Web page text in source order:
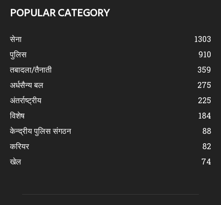
POPULAR CATEGORY
सेना
1303
पुलिस
910
तबादला/तैनाती
359
अर्धसैन्य बल
275
अंतर्राष्ट्रीय
225
विशेष
184
केन्द्रीय पुलिस संगठन
88
करियर
82
खेल
74